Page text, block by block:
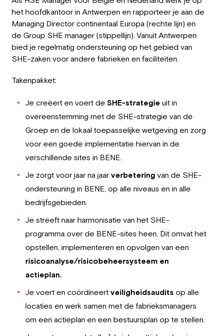
het hoofdkantoor in Antwerpen en rapporteer je aan de
Managing Director continentaal Europa (rechte lijn) en
de Group SHE manager (stippellijn). Vanuit Antwerpen
bied je regelmatig ondersteuning op het gebied van
SHE-zaken voor andere fabrieken en faciliteiten.
Takenpakket:
Je creëert en voert de SHE-strategie uit in
overeenstemming met de SHE-strategie van de
Groep en de lokaal toepasselijke wetgeving en zorg
voor een goede implementatie hiervan in de
verschillende sites in BENE.
Je zorgt voor jaar na jaar verbetering van de SHE-
ondersteuning in BENE, op alle niveaus en in alle
bedrijfsgebieden.
Je streeft naar harmonisatie van het SHE-
programma over de BENE-sites heen. Dit omvat het
opstellen, implementeren en opvolgen van een
risicoanalyse/risicobeheersysteem en
actieplan.
Je voert en coördineert veiligheidsaudits op alle
locaties en werk samen met de fabrieksmanagers
om een ​​actieplan en een bestuursplan op te stellen.